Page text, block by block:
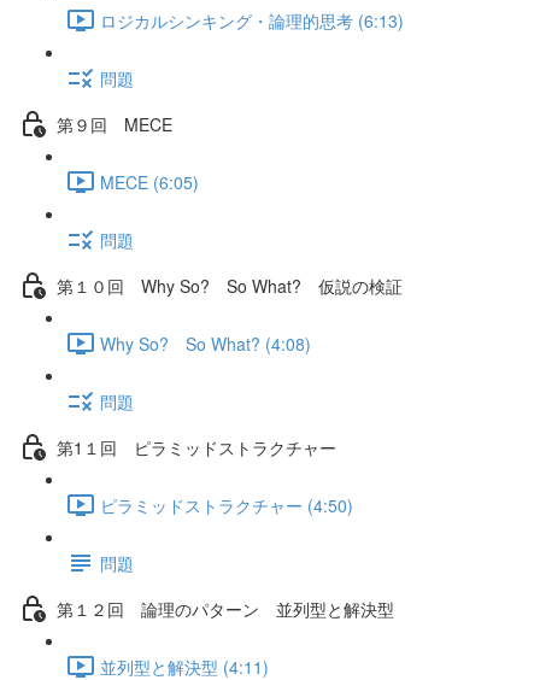
ロジカルシンキング・論理的思考 (6:13)
問題
第９回 MECE
MECE (6:05)
問題
第１０回 Why So? So What? 仮説の検証
Why So? So What? (4:08)
問題
第1１回 ピラミッドストラクチャー
ピラミッドストラクチャー (4:50)
問題
第１２回 論理のパターン 並列型と解決型
並列型と解決型 (4:11)